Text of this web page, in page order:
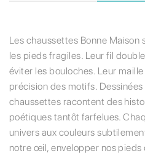
Les chaussettes Bonne
les pieds fragiles. Leur fil
éviter les bouloches. Leur
précision des motifs.
chaussettes racontent des
poétiques tantôt farfelues.
univers aux couleurs
notre œil, envelopper nos